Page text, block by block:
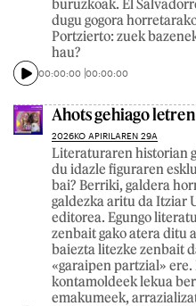
buruzkoak. El
dugu gogora
Portzierto: zuek
hau?
00:00:00 00:00:00
Ahots gehiago
2026KO APIRILAREN 29A
Literaturaren historian
du idazle figuraren
bai? Berriki, galdera
galdezka aritu da Itziar
editorea. Egungo
zenbait gako atera ditu
baiezta litezke zenbait
«garaipen partzial» ere.
kontamoldeek lekua
emakumeek,